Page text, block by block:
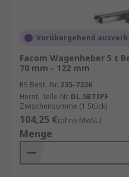
Vorübergehend
Facom Wagenheber 5 t
70 mm - 122 mm
RS Best.-Nr. 235-7326
Herst. Teile-Nr. DL.5BTIPF
Zwischensumme (1 Stück)
104,25 €(ohne MwSt.)
Menge